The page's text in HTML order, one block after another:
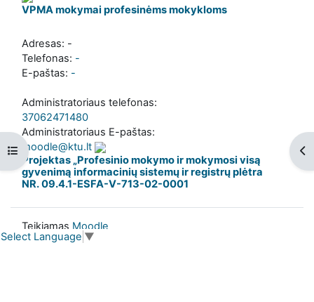
Select Language ▼
Atverti kurso rodyklę
VPMA mokymai profesinėms mokykloms
Adresas: -
Telefonas: -
E-paštas: -
Administratoriaus telefonas:
37062471480
Administratoriaus E-paštas:
moodle@ktu.lt
Projektas „Profesinio mokymo ir mokymosi visą
gyvenimą informacinių sistemų ir registrų plėtra
NR. 09.4.1-ESFA-V-713-02-0001
Teikiamas Moodle